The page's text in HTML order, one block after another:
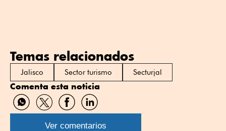
Temas relacionados
Jalisco Sector turismo Secturjal
Comenta esta noticia
Compartir
por
WhatsApp
Compartir
por
Twitter
Compartir
por
Facebook
Compartir
por
Linkedin
Ver comentarios